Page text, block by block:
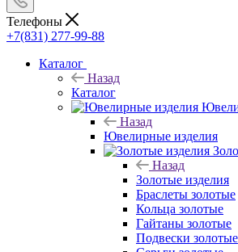
Телефоны
+7(831) 277-99-88
Каталог
Назад
Каталог
Назад
Ювелирные изделия
Назад
Золотые изделия
Браслеты золотые
Кольца золотые
Гайтаны золотые
Подвески золотые